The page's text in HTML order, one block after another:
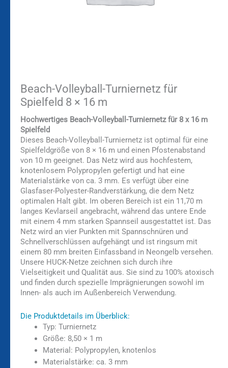
Beach-Volleyball-Turniernetz für
Spielfeld 8 × 16 m
Hochwertiges Beach-Volleyball-Turniernetz für 8 x 16 m
Spielfeld
Dieses Beach-Volleyball-Turniernetz ist optimal für eine
Spielfeldgröße von 8 × 16 m und einen Pfostenabstand
von 10 m geeignet. Das Netz wird aus hochfestem,
knotenlosem Polypropylen gefertigt und hat eine
Materialstärke von ca. 3 mm. Es verfügt über eine
Glasfaser-Polyester-Randverstärkung, die dem Netz
optimalen Halt gibt. Im oberen Bereich ist ein 11,70 m
langes Kevlarseil angebracht, während das untere Ende
mit einem 4 mm starken Spannseil ausgestattet ist. Das
Netz wird an vier Punkten mit Spannschnüren und
Schnellverschlüssen aufgehängt und ist ringsum mit
einem 80 mm breiten Einfassband in Neongelb versehen.
Unsere HUCK-Netze zeichnen sich durch ihre
Vielseitigkeit und Qualität aus. Sie sind zu 100% atoxisch
und finden durch spezielle Imprägnierungen sowohl im
Innen- als auch im Außenbereich Verwendung.
Die Produktdetails im Überblick:
Typ: Turniernetz
Größe: 8,50 × 1 m
Material: Polypropylen, knotenlos
Materialstärke: ca. 3 mm